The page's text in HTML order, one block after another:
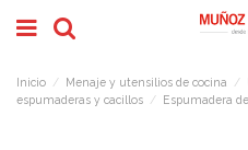
Inicio Menaje y utensilios de cocina
espumaderas y cacillos
Espumadera